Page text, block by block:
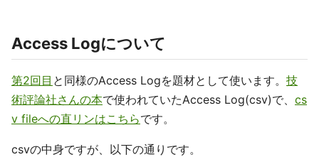
Access Logについて
第2回目 と同様のAccess Logを題材として使います。 技
術評論社さんの本で使われていたAccess Log(csv)で、 cs
v fileへの直リンはこちらです。
csvの中身ですが、以下の通りです。